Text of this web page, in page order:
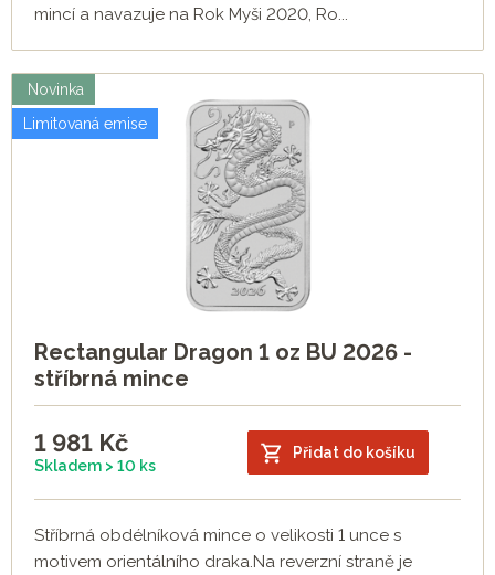
mincí a navazuje na Rok Myši 2020, Ro...
Novinka
Limitovaná emise
Rectangular Dragon 1 oz BU 2026 -
stříbrná mince
1 981 Kč
Skladem > 10 ks
Přidat do košíku
Stříbrná obdélníková mince o velikosti 1 unce s
motivem orientálního draka.Na reverzní straně je